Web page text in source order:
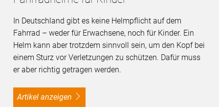
In Deutschland gibt es keine Helmpflicht auf dem
Fahrrad – weder für Erwachsene, noch für Kinder. Ein
Helm kann aber trotzdem sinnvoll sein, um den Kopf bei
einem Sturz vor Verletzungen zu schützen. Dafür muss
er aber richtig getragen werden.
Artikel anzeigen